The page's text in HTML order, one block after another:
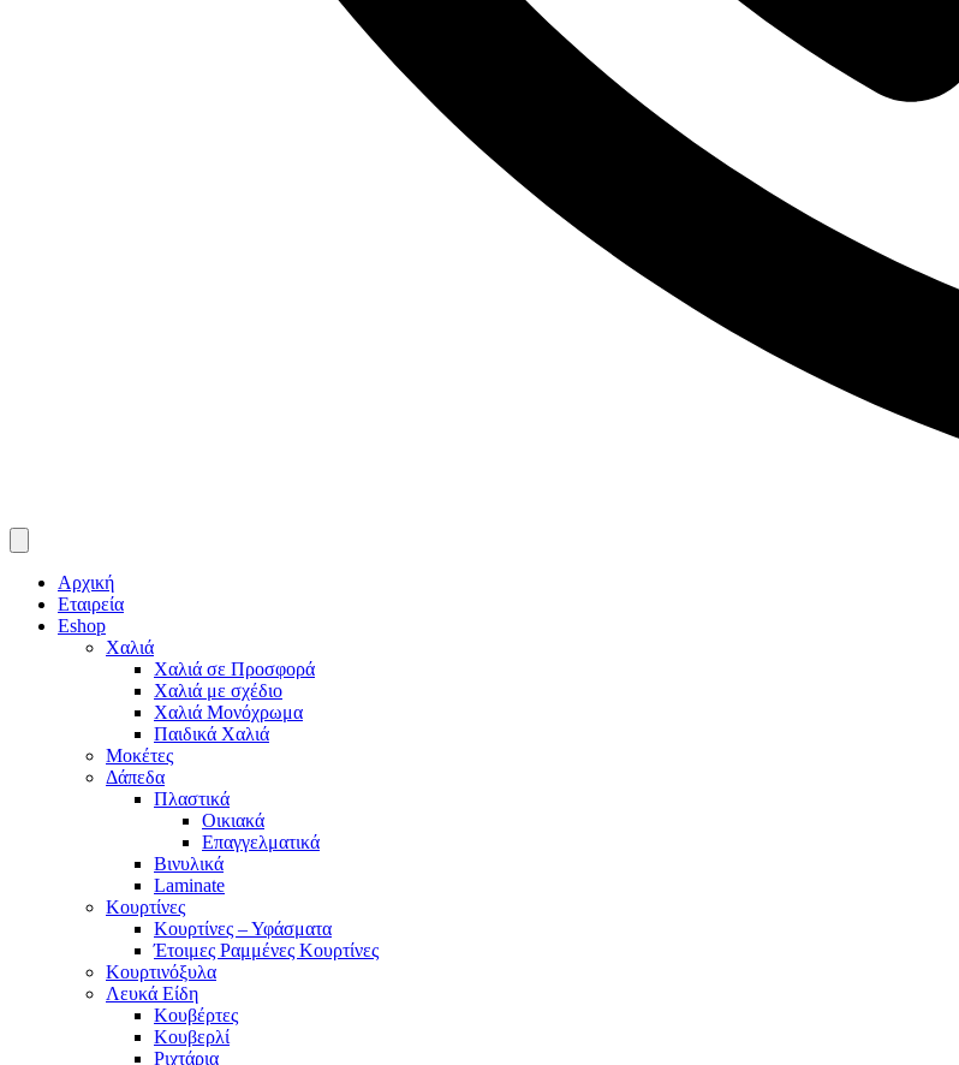
Αρχική
Εταιρεία
Eshop
Χαλιά
Χαλιά σε Προσφορά
Χαλιά με σχέδιο
Χαλιά Μονόχρωμα
Παιδικά Χαλιά
Μοκέτες
Δάπεδα
Πλαστικά
Οικιακά
Επαγγελματικά
Βινυλικά
Laminate
Κουρτίνες
Κουρτίνες – Υφάσματα
Έτοιμες Ραμμένες Κουρτίνες
Κουρτινόξυλα
Λευκά Είδη
Κουβέρτες
Κουβερλί
Ριχτάρια